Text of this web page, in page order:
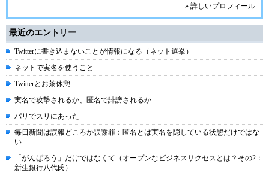
» 詳しいプロフィール
最近のエントリー
Twitterに書き込まないことが情報になる（ネット選挙）
ネットで実名を使うこと
Twitterとお茶休憩
実名で攻撃されるか、匿名で誹謗されるか
パリでスリにあった
毎日新聞は誤報どころか誤謝罪：匿名とは実名を隠している状態だけではな
い
「がんばろう」だけではなくて（オープンなビジネスサクセスとは？その2：
新生銀行八代氏）